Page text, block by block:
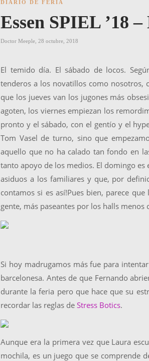
DIARIO DE FERIA
Essen SPIEL ’18
Doctor Meeple 28 octubre, 2018
El temido día. El sábado de locos.
tenderos a los novatillos como
que los jueves van los jugones más
agoten, los viernes empiezan los
pronto y el sábado, con el gentío y el
Tom Vasel de turno, sino que
aquello que no ha calado tan fondo en
tanto apoyo de los medios. El domingo
asiduos a los familiares y que, por
contamos si es así!Pues bien, parece
gente, más paseantes por los halls menos
Si hoy madrugamos más fue para
barcelonesa. Antes de que Fernando
durante la feria pero que hace que su
recordar las reglas de Stress Botics.
Aunque era la primera vez que Laura
mochila, es un juego que se comprende